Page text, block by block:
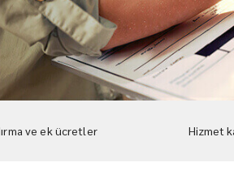
ve ek ücretler Hizmet